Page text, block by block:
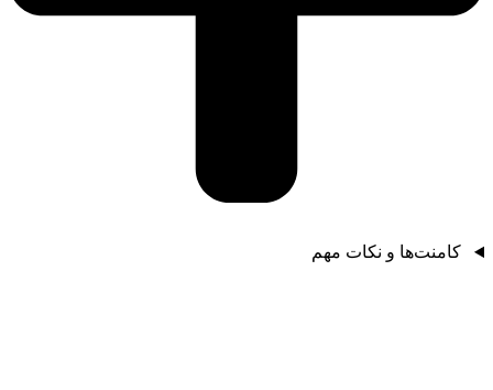
کامنت‌ها و نکات مهم